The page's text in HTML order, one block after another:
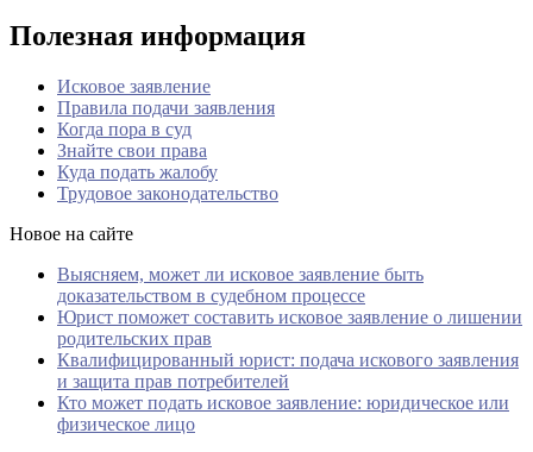
Полезная информация
Исковое заявление
Правила подачи заявления
Когда пора в суд
Знайте свои права
Куда подать жалобу
Трудовое законодательство
Новое на сайте
Выясняем, может ли исковое заявление быть
доказательством в судебном процессе
Юрист поможет составить исковое заявление о лишении
родительских прав
Квалифицированный юрист: подача искового заявления
и защита прав потребителей
Кто может подать исковое заявление: юридическое или
физическое лицо